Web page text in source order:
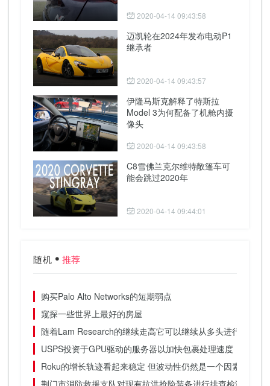
2020-04-14 09:43:58
迈凯轮在2024年发布电动P1
继承者
2020-04-14 09:43:57
伊隆马斯克解释了特斯拉
Model 3为何配备了机舱内摄
像头
2020-04-14 09:43:58
C8雪佛兰克尔维特敞篷车可
能会跳过2020年
2020-04-14 09:44:01
随机 推荐
购买Palo Alto Networks的短期弱点
窥探一些世界上最好的房屋
随着Lam Research的继续走高它可以继续从多头进行交易
USPS投资于GPU驱动的服务器以加快包裹处理速度
Roku的增长轨迹看起来稳定 但波动性仍然是一个因素
荆门市消防救援支队对现有抗洪抢险装备进行排查检测及维